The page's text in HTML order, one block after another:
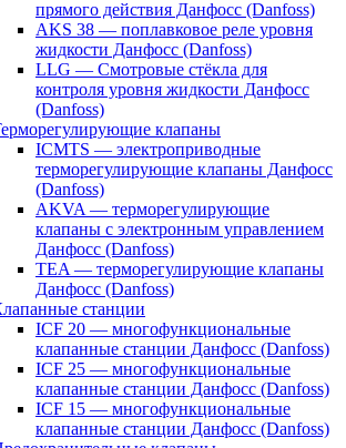
прямого действия Данфосс (Danfoss)
AKS 38 — поплавковое реле уровня
жидкости Данфосс (Danfoss)
LLG — Смотровые стёкла для
контроля уровня жидкости Данфосс
(Danfoss)
клапаны
ICMTS — электроприводные
терморегулирующие клапаны Данфосс
(Danfoss)
AKVA — терморегулирующие
клапаны с электронным управлением
Данфосс (Danfoss)
TEA — терморегулирующие клапаны
Данфосс (Danfoss)
станции
ICF 20 — многофункциональные
клапанные станции Данфосс (Danfoss)
ICF 25 — многофункциональные
клапанные станции Данфосс (Danfoss)
ICF 15 — многофункциональные
клапанные станции Данфосс (Danfoss)